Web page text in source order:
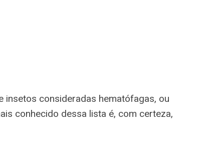
insetos consideradas hematófagas, ou
conhecido dessa lista é, com certeza,